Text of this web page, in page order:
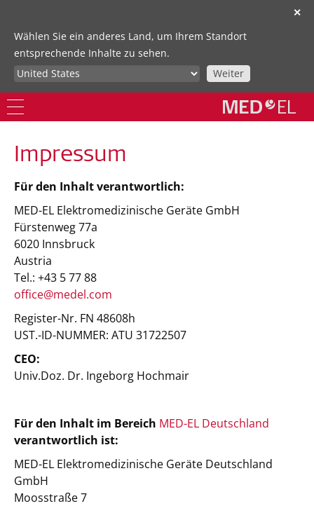
✕
Wählen Sie ein anderes Land, um Ihrem Standort
entsprechende Inhalte zu sehen.
Weiter
Impressum
Für den Inhalt verantwortlich:
MED-EL Elektromedizinische Geräte GmbH
Fürstenweg 77a
6020 Innsbruck
Austria
Tel.: +43 5 77 88
office@medel.com
Register-Nr. FN 48608h
UST.-ID-NUMMER: ATU 31722507
CEO:
Univ.Doz. Dr. Ingeborg Hochmair
Für den Inhalt im Bereich MED-EL Deutschland
verantwortlich ist:
MED-EL Elektromedizinische Geräte Deutschland
GmbH
Moosstraße 7